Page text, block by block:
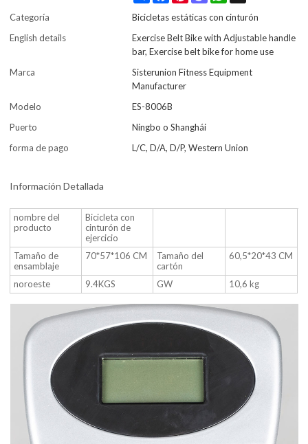
Categoría
Bicicletas estáticas con cinturón
English details
Exercise Belt Bike with Adjustable handle
bar, Exercise belt bike for home use
Marca
Sisterunion Fitness Equipment
Manufacturer
Modelo
ES-8006B
Puerto
Ningbo o Shanghái
forma de pago
L/C, D/A, D/P, Western Union
Información Detallada
nombre del
producto
Bicicleta con
cinturón de
ejercicio
Tamaño de
ensamblaje
70*57*106 CM
Tamaño del
cartón
60,5*20*43 CM
noroeste 9.4KGS GW 10,6 kg